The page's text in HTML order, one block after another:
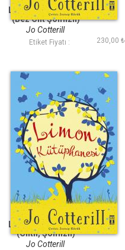
Limon Kütüphanesi
(Bez Cilt Şömizli)
Jo Cotterill
Etiket Fiyatı : 230,00 ₺
Limon Kütüphanesi
(Ciltli, Şömizli)
Jo Cotterill